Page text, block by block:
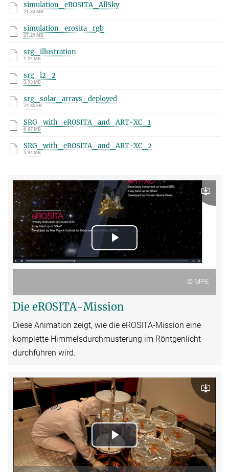
simulation_eROSITA_AllSky
21.33 MB
simulation_erosita_rgb
27.29 MB
srg_illustration
1.24 MB
srg_l2_2
3.93 MB
srg_solar_arrays_deployed
74.85 kB
SRG_with_eROSITA_and_ART-XC_1
6.67 MB
SRG_with_eROSITA_and_ART-XC_2
5.94 MB
Play
Video
Download
© MPE
Die eROSITA-Mission
Diese Animation zeigt, wie die eROSITA-Mission eine
komplette Himmelsdurchmusterung im Röntgenlicht
durchführen wird.
Play
Download